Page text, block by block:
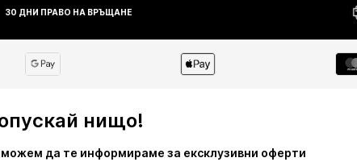
30 ДНИ ПРАВО НА ВРЪЩАНЕ
нищо!
да те информираме за ексклузивни оферти